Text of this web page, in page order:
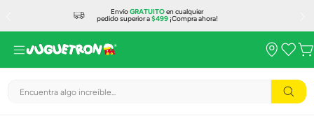
EnvíoGRATUITOen cualquier
pedido superior a$499¡Compra ahora!
Encuentra algo increíble...